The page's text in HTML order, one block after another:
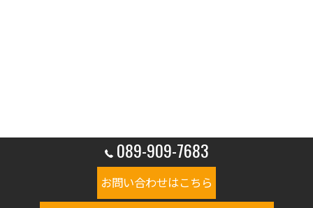
089-909-7683
お問い合わせはこちら